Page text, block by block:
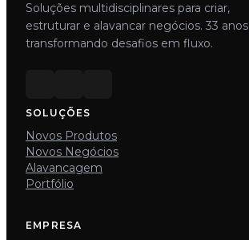
Soluções multidisciplinares para criar,
estruturar e alavancar negócios. 33 anos
transformando desafios em fluxo.
SOLUÇÕES
Novos Produtos
Novos Negócios
Alavancagem
Portfólio
EMPRESA